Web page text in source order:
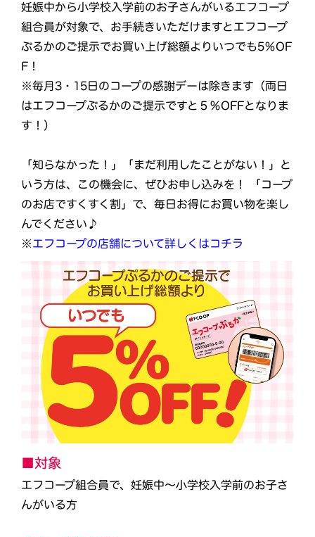
妊娠中から小学校入学前のお子さんがいるエフコープ
組合員が対象で、お手続きいただけますとエフコープ
ぷるかのご提示でお買い上げ総額よりいつでも5％OF
F！
※毎月3・15日のコープの感謝デーは除きます（両日
はエフコープぷるかのご提示ですと５％OFFとなりま
す！）
「知らなかった！」「まだ利用したことがない！」と
いう方は、この機会に、ぜひお申し込みを！ 「コープ
のお店ですくすく割」で、毎日お得にお買い物を楽し
んでください♪
※ エフコープの店舗について詳しくはコチラ
■対象
エフコープ組合員で、妊娠中～小学校入学前のお子さ
んがいる方